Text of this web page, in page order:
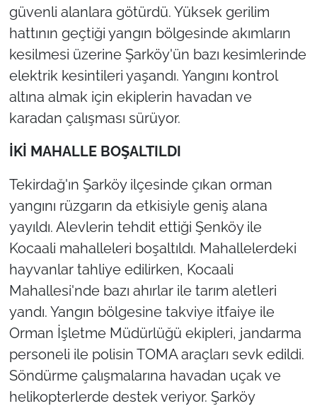
güvenli alanlara götürdü. Yüksek gerilim
hattının geçtiği yangın bölgesinde akımların
kesilmesi üzerine Şarköy'ün bazı kesimlerinde
elektrik kesintileri yaşandı. Yangını kontrol
altına almak için ekiplerin havadan ve
karadan çalışması sürüyor.
İKİ MAHALLE BOŞALTILDI
Tekirdağ'ın Şarköy ilçesinde çıkan orman
yangını rüzgarın da etkisiyle geniş alana
yayıldı. Alevlerin tehdit ettiği Şenköy ile
Kocaali mahalleleri boşaltıldı. Mahallelerdeki
hayvanlar tahliye edilirken, Kocaali
Mahallesi'nde bazı ahırlar ile tarım aletleri
yandı. Yangın bölgesine takviye itfaiye ile
Orman İşletme Müdürlüğü ekipleri, jandarma
personeli ile polisin TOMA araçları sevk edildi.
Söndürme çalışmalarına havadan uçak ve
helikopterlerde destek veriyor. Şarköy